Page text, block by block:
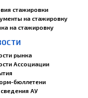
стажировки
на стажировку
на стажировку
рынка
Ассоциации
бюллетени
АУ